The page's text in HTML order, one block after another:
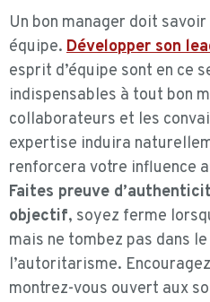
Un bon manager doit
équipe. Développer son
esprit d’équipe sont en ce
indispensables à tout bon
collaborateurs et les
expertise induira
renforcera votre influence
Faites preuve
objectif, soyez ferme
mais ne tombez pas dans
l’autoritarisme.
montrez-vous ouvert aux